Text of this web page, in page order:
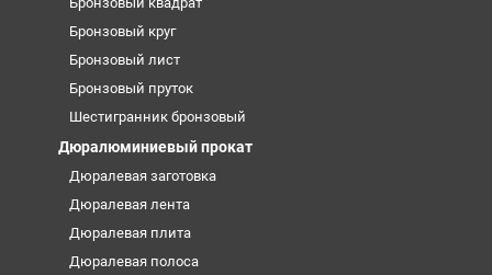
Бронзовый круг
Бронзовый лист
Бронзовый пруток
Шестигранник бронзовый
Дюралюминиевый прокат
Дюралевая заготовка
Дюралевая лента
Дюралевая плита
Дюралевая полоса